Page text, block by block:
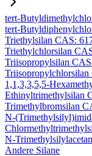
tert-
tert-
Triethylsilan CAS:
Triethylchlorsilan
Triisopropylsilan
1,1,3,3,5,5-
Ethinyltrimethylsilan
Trimethylbromsilan
N-
N-
Andere Silane